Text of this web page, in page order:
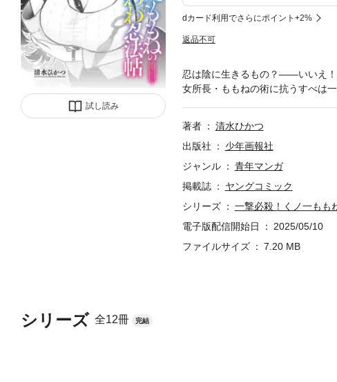
試し読み
dカード利用でさらにポイント+2%
返品不可
シリーズ 全12冊 完結
忍は陰に生きるもの？——いいえ！
女所長・ももねの術に抗うすべは
著者
清水ひかつ
出版社
少年画報社
ジャンル
青年マンガ
掲載誌
ヤングコミック
シリーズ
一撃必殺！くノ一もも
電子版配信開始日
2025/05/10
ファイルサイズ
7.20 MB